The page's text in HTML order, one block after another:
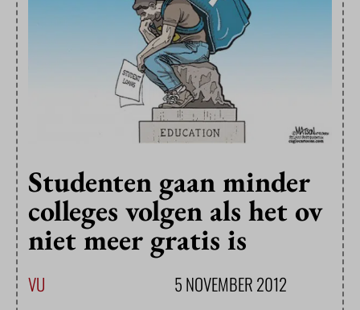
Studenten gaan minder
colleges volgen als het ov
niet meer gratis is
VU 5 NOVEMBER 2012